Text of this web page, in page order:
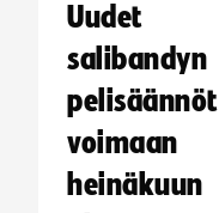
Uudet
salibandyn
pelisäännöt
voimaan
heinäkuun